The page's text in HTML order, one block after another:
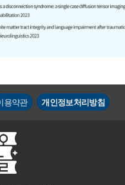
용약관 개인정보처리방침